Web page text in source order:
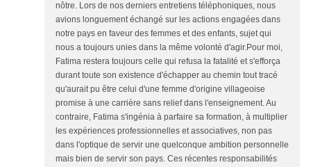
nôtre. Lors de nos derniers entretiens téléphoniques, nous
avions longuement échangé sur les actions engagées dans
notre pays en faveur des femmes et des enfants, sujet qui
nous a toujours unies dans la même volonté d'agir.Pour moi,
Fatima restera toujours celle qui refusa la fatalité et s'efforça
durant toute son existence d'échapper au chemin tout tracé
qu'aurait pu être celui d'une femme d'origine villageoise
promise à une carrière sans relief dans l'enseignement. Au
contraire, Fatima s'ingénia à parfaire sa formation, à multiplier
les expériences professionnelles et associatives, non pas
dans l'optique de servir une quelconque ambition personnelle
mais bien de servir son pays. Ces récentes responsabilités